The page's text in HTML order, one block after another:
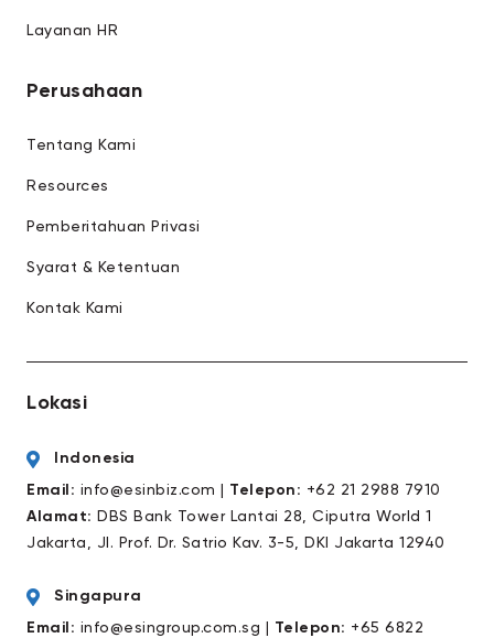
Layanan HR
Perusahaan
Tentang Kami
Resources
Pemberitahuan Privasi
Syarat & Ketentuan
Kontak Kami
Lokasi
Indonesia
Email: info@esinbiz.com | Telepon : +62 21 2988 7910
Alamat: DBS Bank Tower Lantai 28, Ciputra World 1
Jakarta, JI. Prof. Dr. Satrio Kav. 3-5, DKI Jakarta 12940
Singapura
Email: info@esingroup.com.sg | Telepon: +65 6822